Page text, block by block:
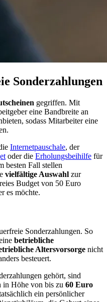
Sonderzahlungen
gegriffen. Mit
eine Bandbreite an
sodass Mitarbeiter eine
Internetpauschale, der
oder die Erholungsbeihilfe für
besten Fall stellen
vielfältige Auswahl zur
Budget von 50 Euro
es möchte.
Sonderzahlungen. So
betriebliche
Altersvorsorge nicht
besteuert.
gehört, sind
in Höhe von bis zu 60 Euro
ein persönlicher